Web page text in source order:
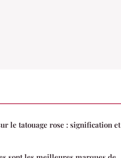
le tatouage rose : signification et